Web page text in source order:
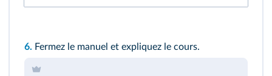
6. Fermez le manuel et expliquez le cours.